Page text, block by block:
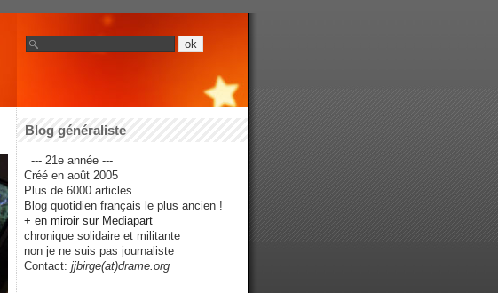
Blog généraliste
--- 21e année ---
Créé en août 2005
Plus de 6000 articles
Blog quotidien français le plus ancien !
+ en miroir sur Mediapart
chronique solidaire et militante
non je ne suis pas journaliste
Contact: jjbirge(at)drame.org